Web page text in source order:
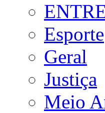
Esporte
Geral
Justiça
Meio